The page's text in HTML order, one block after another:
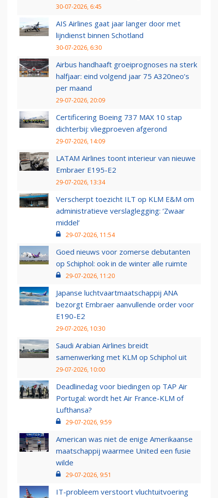
30-07-2026, 6:45
AIS Airlines gaat jaar langer door met
lijndienst binnen Schotland
30-07-2026, 6:30
Airbus handhaaft groeiprognoses na sterk
halfjaar: eind volgend jaar 75 A320neo’s
per maand
29-07-2026, 20:09
Certificering Boeing 737 MAX 10 stap
dichterbij: vliegproeven afgerond
29-07-2026, 14:09
LATAM Airlines toont interieur van nieuwe
Embraer E195-E2
29-07-2026, 13:34
Verscherpt toezicht ILT op KLM E&M om
administratieve verslaglegging: ‘Zwaar
middel’
29-07-2026, 11:54
Goed nieuws voor zomerse debutanten
op Schiphol: ook in de winter alle ruimte
29-07-2026, 11:20
Japanse luchtvaartmaatschappij ANA
bezorgt Embraer aanvullende order voor
E190-E2
29-07-2026, 10:30
Saudi Arabian Airlines breidt
samenwerking met KLM op Schiphol uit
29-07-2026, 10:00
Deadlinedag voor biedingen op TAP Air
Portugal: wordt het Air France-KLM of
Lufthansa?
29-07-2026, 9:59
American was niet de enige Amerikaanse
maatschappij waarmee United een fusie
wilde
29-07-2026, 9:51
IT-probleem verstoort vluchtuitvoering